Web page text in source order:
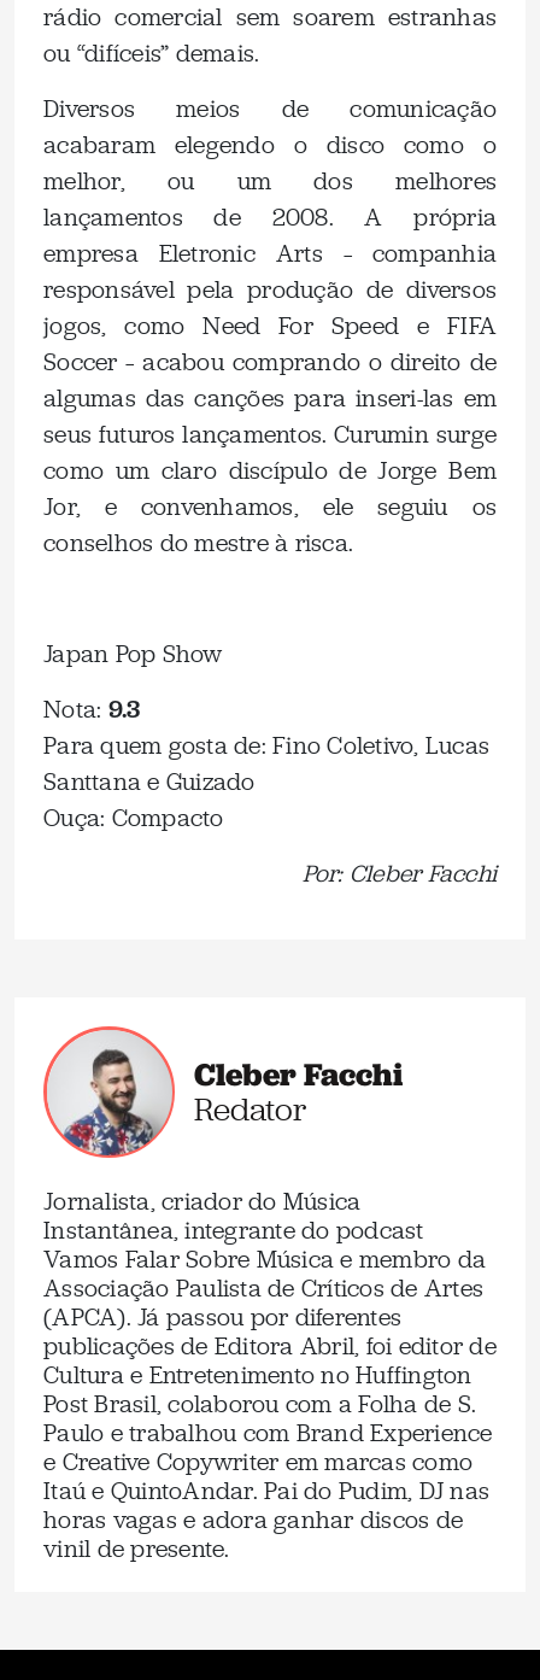
rádio comercial sem soarem estranhas
ou “difíceis” demais.
Diversos meios de comunicação
acabaram elegendo o disco como o
melhor, ou um dos melhores
lançamentos de 2008. A própria
empresa Eletronic Arts – companhia
responsável pela produção de diversos
jogos, como Need For Speed e FIFA
Soccer – acabou comprando o direito de
algumas das canções para inseri-las em
seus futuros lançamentos. Curumin surge
como um claro discípulo de Jorge Bem
Jor, e convenhamos, ele seguiu os
conselhos do mestre à risca.
Japan Pop Show
Nota: 9.3
Para quem gosta de: Fino Coletivo, Lucas
Santtana e Guizado
Ouça: Compacto
Por: Cleber Facchi
Cleber Facchi
Redator
Jornalista, criador do Música
Instantânea, integrante do podcast
Vamos Falar Sobre Música e membro da
Associação Paulista de Críticos de Artes
(APCA). Já passou por diferentes
publicações de Editora Abril, foi editor de
Cultura e Entretenimento no Huffington
Post Brasil, colaborou com a Folha de S.
Paulo e trabalhou com Brand Experience
e Creative Copywriter em marcas como
Itaú e QuintoAndar. Pai do Pudim, DJ nas
horas vagas e adora ganhar discos de
vinil de presente.